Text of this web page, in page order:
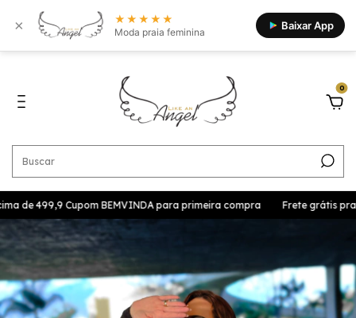
× ★★★★★
Moda praia feminina Baixar App
0
de 499,9 Cupom BEMVINDA para primeira compra Frete grátis pra